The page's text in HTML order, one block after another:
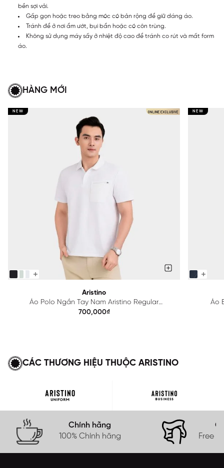
bền sợi vải.
Gấp gọn hoặc treo bằng móc có bản rộng để giữ dáng áo.
Tránh để ở nơi ẩm ướt, bụi bẩn hoặc có côn trùng.
Không sử dụng máy sấy ở nhiệt độ cao để tránh co rút và mất form
áo.
HÀNG MỚI
NEW
Aristino
Áo Polo Ngắn Tay Nam Aristino Regular
APS615EDP01
700,000₫
NEW
Áo
CÁC THƯƠNG HIỆU THUỘC ARISTINO
Chính hãng
100% Chính hãng
Free